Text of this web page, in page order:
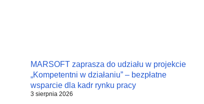
MARSOFT zaprasza do udziału w projekcie
„Kompetentni w działaniu” – bezpłatne
wsparcie dla kadr rynku pracy
3 sierpnia 2026